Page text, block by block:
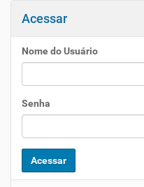
Acessar
Nome do Usuário
Senha